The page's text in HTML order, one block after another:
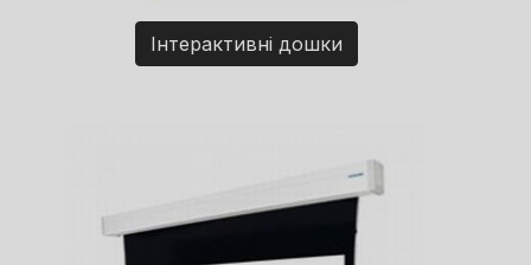
Інтерактивні дошки